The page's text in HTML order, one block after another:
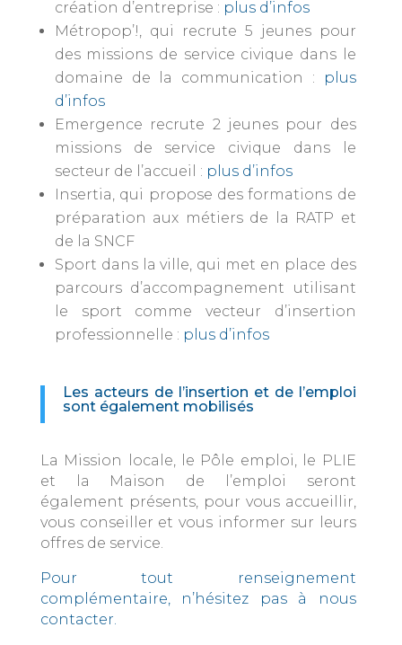
création d’entreprise : plus d’infos
Métropop’!, qui recrute 5 jeunes pour
des missions de service civique dans le
domaine de la communication :
plus
d’infos
Emergence recrute 2 jeunes pour des
missions de service civique dans le
secteur de l’accueil : plus d’infos
Insertia, qui propose des formations de
préparation aux métiers de la RATP et
de la SNCF
Sport dans la ville, qui met en place des
parcours d’accompagnement utilisant
le sport comme vecteur d’insertion
professionnelle : plus d’infos
Les acteurs de l’insertion et de l’emploi
sont également mobilisés
La Mission locale, le Pôle emploi, le PLIE
et la Maison de l’emploi seront
également présents, pour vous accueillir,
vous conseiller et vous informer sur leurs
offres de service.
Pour tout renseignement
complémentaire, n’hésitez pas à nous
contacter.